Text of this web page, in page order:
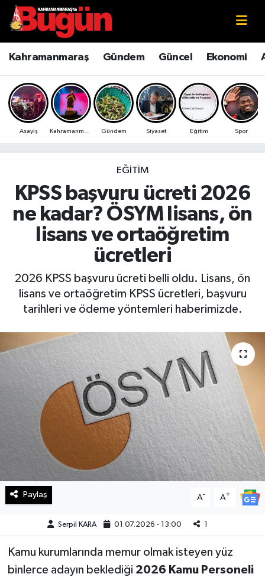
Kahramanmaraş Gündem Güncel Ekonomi
Asayiş Gündem Siyaset Eğitim Spor
EĞITIM
KPSS başvuru ücreti 2026
ne kadar? ÖSYM lisans, ön
lisans ve ortaöğretim
ücretleri
2026 KPSS başvuru ücreti belli oldu. Lisans, ön
lisans ve ortaöğretim KPSS ücretleri, başvuru
tarihleri ve ödeme yöntemleri haberimizde.
Paylaş A- A+
Serpil KARA 01.07.2026 - 13:00 1
Kamu kurumlarında memur olmak isteyen yüz
binlerce adayın beklediği 2026 Kamu Personeli
Kahramanmaraş
Kahramanmaraş Sokak Röportajları
Bilim ve Teknoloji
Çevre
Ekonomi
Genel
Haberde İnsan
Kültür Sanat
Magazin
Manşet Altı
Manşetler
Resmi İlan
Sağlık
Spor
SürManşet
Teknoloji
Kahramanmaraş Nöbetçi Eczaneler
Kahramanmaraş Hava Durumu
Kahramanmaraş Namaz Vakitleri
Kahramanmaraş Trafik Yoğunluk Haritası
Süper Lig Puan Durumu ve Fikstür
Tüm Manşetler
Son Dakika Haberleri